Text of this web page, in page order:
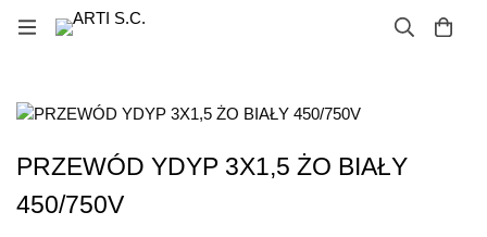
PRZEWÓD YDYP 3X1,5 ŻO BIAŁY
450/750V